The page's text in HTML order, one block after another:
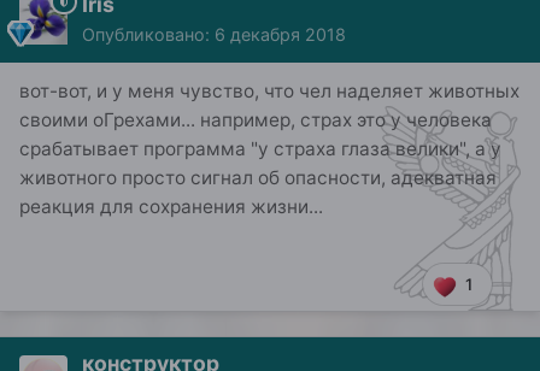
Опубликовано: 6 декабря 2018
вот-вот, и у меня чувство, что чел наделяет животных
своими оГрехами... например, страх это у человека
срабатывает программа "у страха глаза велики", а у
животного просто сигнал об опасности, адекватная
реакция для сохранения жизни...
1
конструктор